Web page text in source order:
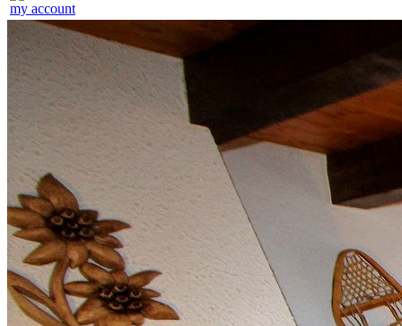
my account